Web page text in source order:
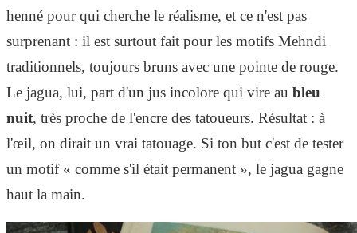
henné pour qui cherche le réalisme, et ce n'est pas
surprenant : il est surtout fait pour les motifs Mehndi
traditionnels, toujours bruns avec une pointe de rouge.
Le jagua, lui, part d'un jus incolore qui vire au bleu
nuit, très proche de l'encre des tatoueurs. Résultat : à
l'œil, on dirait un vrai tatouage. Si ton but c'est de tester
un motif « comme s'il était permanent », le jagua gagne
haut la main.